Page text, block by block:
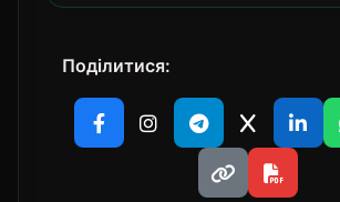
Поділитися: